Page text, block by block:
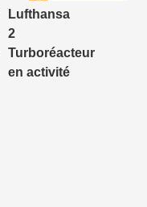
Lufthansa
2
Turboréacteur
en activité